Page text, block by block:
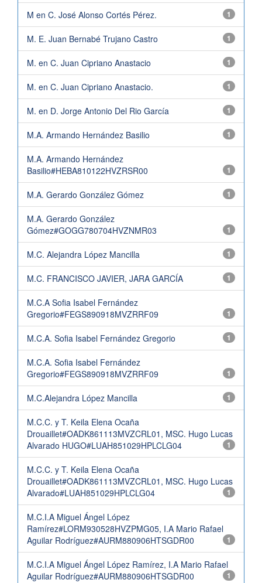
M en C. José Alonso Cortés Pérez. 1
M. E. Juan Bernabé Trujano Castro 1
M. en C. Juan Cipriano Anastacio 1
M. en C. Juan Cipriano Anastacio. 1
M. en D. Jorge Antonio Del Rio García 1
M.A. Armando Hernández Basilio 1
M.A. Armando Hernández
Basilio#HEBA810122HVZRSR00
1
M.A. Gerardo González Gómez 1
M.A. Gerardo González
Gómez#GOGG780704HVZNMR03
1
M.C. Alejandra López Mancilla 1
M.C. FRANCISCO JAVIER, JARA GARCÍA 1
M.C.A Sofia Isabel Fernández
Gregorio#FEGS890918MVZRRF09
1
M.C.A. Sofia Isabel Fernández Gregorio 1
M.C.A. Sofia Isabel Fernández
Gregorio#FEGS890918MVZRRF09
1
M.C.Alejandra López Mancilla 1
M.C.C. y T. Keila Elena Ocaña
Drouaillet#OADK861113MVZCRL01, MSC. Hugo Lucas
Alvarado HUGO#LUAH851029HPLCLG04
1
M.C.C. y T. Keila Elena Ocaña
Drouaillet#OADK861113MVZCRL01, MSC. Hugo Lucas
Alvarado#LUAH851029HPLCLG04
1
M.C.I.A Miguel Ángel López
Ramírez#LORM930528HVZPMG05, I.A Mario Rafael
Aguilar Rodríguez#AURM880906HTSGDR00
1
M.C.I.A Miguel Ángel López Ramírez, I.A Mario Rafael
Aguilar Rodríguez#AURM880906HTSGDR00
1